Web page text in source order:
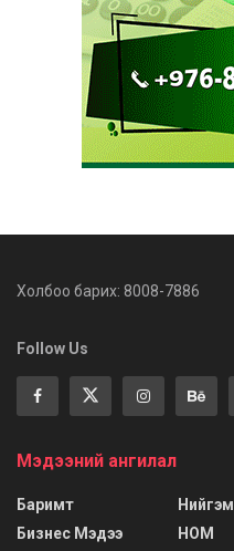
Холбоо барих: 8008-7886
Follow Us
Мэдээний ангилал
Баримт
Бизнес Мэдээ
Нийгэм
НОМ